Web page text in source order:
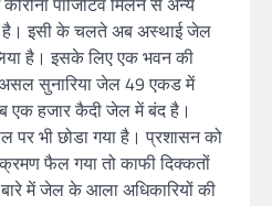
है। इसी के चलते अब अस्थाई जेल
है। इसके लिए एक भवन की
सुनारिया जेल 49 एकड में
एक हजार कैदी जेल में बंद है।
पर भी छोडा गया है। प्रशासन को
फैल गया तो काफी दिक्कतों
में जेल के आला अधिकारियों की